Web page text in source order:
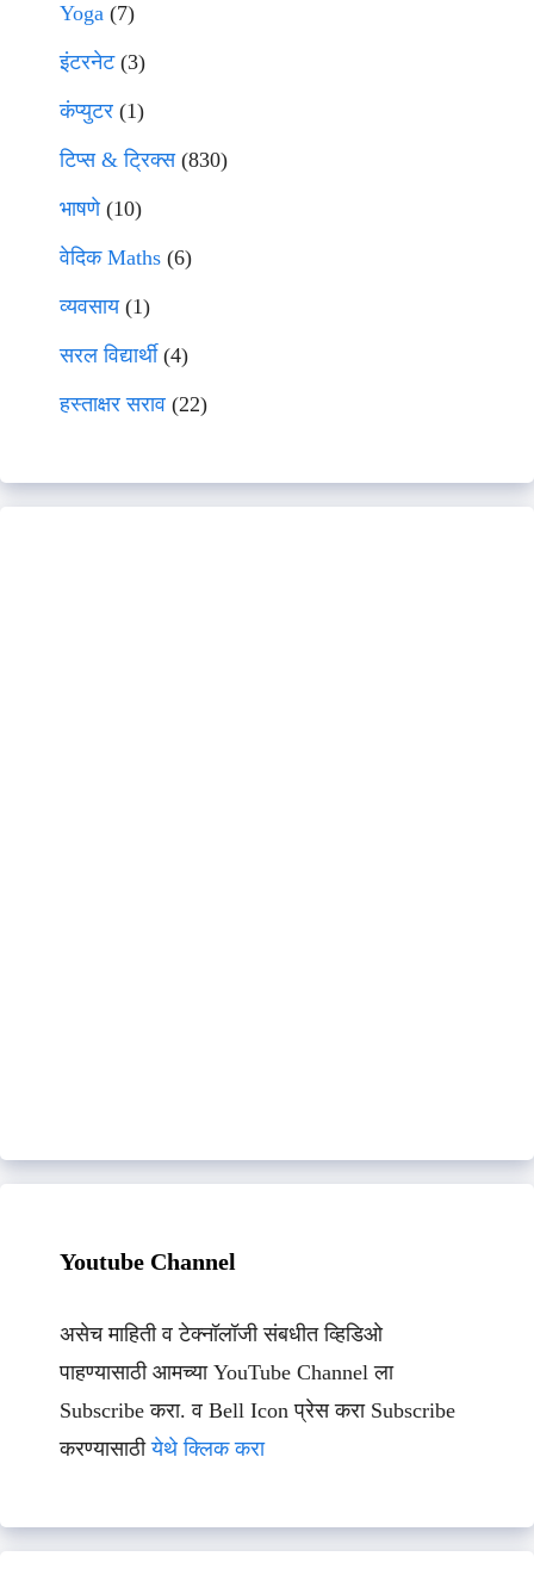
Yoga (7)
इंटरनेट(3)
कंप्युटर (1)
टिप्स & ट्रिक्स(830)
भाषणे(10)
वेदिक Maths (6)
व्यवसाय(1)
सरल विद्यार्थी(4)
हस्ताक्षर सराव (22)
Youtube Channel
असेच माहिती व टेक्नॉलॉजी संबधीत व्हिडिओ
पाहण्यासाठी आमच्या YouTube Channel ला
Subscribe करा. व Bell Icon प्रेस करा Subscribe
करण्यासाठीयेथे क्लिक करा